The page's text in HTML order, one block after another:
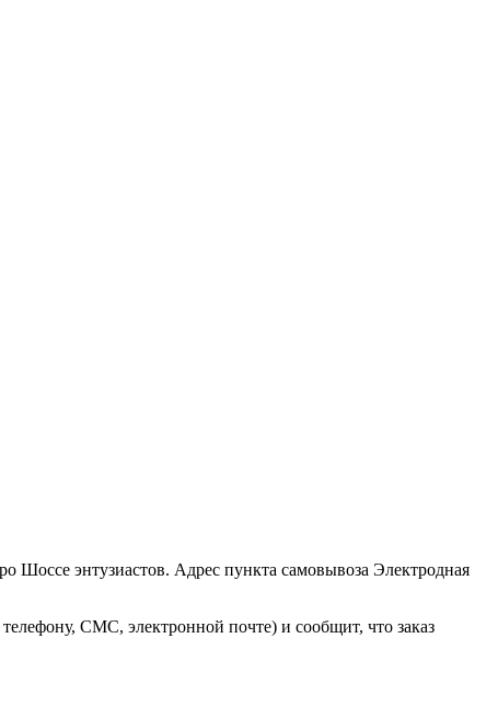
Шоссе энтузиастов. Адрес пункта самовывоза Электродная
СМС, электронной почте) и сообщит, что заказ